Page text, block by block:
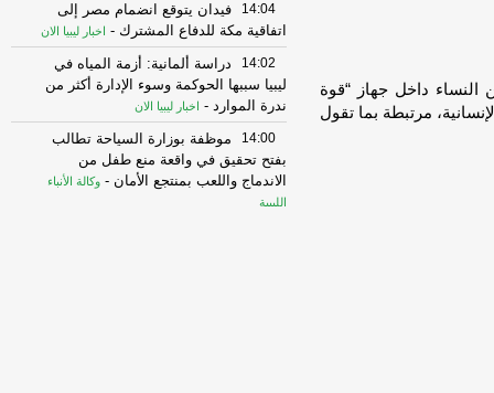
النساء داخل جهاز “قوة
ضد الإنسانية، مرتبطة بما تقول
14:04
فيدان يتوقع انضمام مصر إلى
اتفاقية مكة للدفاع المشترك - اخبار ليبيا الان
14:02
دراسة ألمانية: أزمة المياه في
ليبيا سببها الحوكمة وسوء الإدارة أكثر من
ندرة الموارد - اخبار ليبيا الان
14:00
موظفة بوزارة السياحة تطالب
بفتح تحقيق في واقعة منع طفل من
الاندماج واللعب بمنتجع الأمان - وكالة الأنباء
الليبية